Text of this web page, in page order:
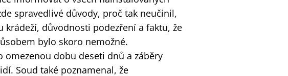
spravedlivé důvody, proč tak neučinil,
důvodnosti podezření a faktu, že
bylo skoro nemožné.
dobu deseti dnů a záběry
Soud také poznamenal, že